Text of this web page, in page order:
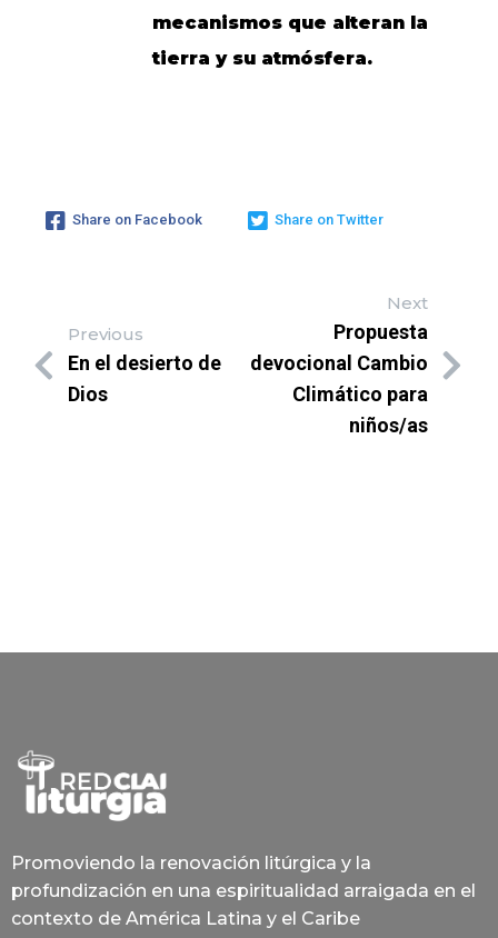
mecanismos que alteran la
tierra y su atmósfera.
Share on Facebook Share on Twitter
Previous
En el desierto de
Dios
Next
Propuesta
devocional Cambio
Climático para
niños/as
Promoviendo la renovación litúrgica y la
profundización en una espiritualidad arraigada en el
contexto de América Latina y el Caribe